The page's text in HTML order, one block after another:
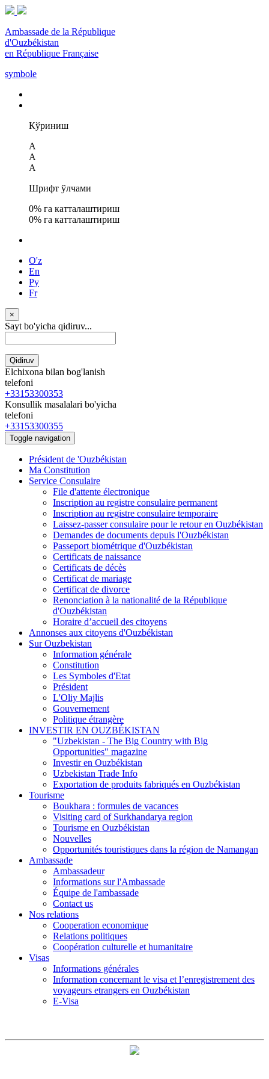
Ambassade de la République
d'Ouzbékistan
en République Française
symbole
Кўриниш
A
A
A
Шрифт ўлчами
0% га катталаштириш
0% га катталаштириш
O'z
En
Ру
Fr
×
Sayt bo'yicha qidiruv...
Qidiruv
Elchixona bilan bog'lanish
telefoni
+33153300353
Konsullik masalalari bo'yicha
telefoni
+33153300355
Toggle navigation
Président de 'Ouzbékistan
Ma Constitution
Service Consulaire
File d'attente électronique
Inscription au registre consulaire permanent
Inscription au registre consulaire temporaire
Laissez-passer consulaire pour le retour en Ouzbékistan
Demandes de documents depuis l'Ouzbékistan
Passeport biométrique d'Ouzbékistan
Certificats de naissance
Certificats de décès
Certificat de mariage
Certificat de divorce
Renonciation à la nationalité de la République
d'Ouzbékistan
Horaire d’accueil des citoyens
Annonses aux citoyens d'Ouzbékistan
Sur Ouzbekistan
Information générale
Constitution
Les Symboles d'Etat
Président
L'Oliy Majlis
Gouvernement
Politique étrangère
INVESTIR EN OUZBÉKISTAN
"Uzbekistan - The Big Country with Big
Opportunities" magazine
Investir en Ouzbékistan
Uzbekistan Trade Info
Exportation de produits fabriqués en Ouzbékistan
Tourisme
Boukhara : formules de vacances
Visiting card of Surkhandarya region
Tourisme en Ouzbékistan
Nouvelles
Opportunités touristiques dans la région de Namangan
Ambassade
Ambassadeur
Informations sur l'Ambassade
Équipe de l'ambassade
Contact us
Nos relations
Cooperation economique
Relations politiques
Coopération culturelle et humanitaire
Visas
Informations générales
Information concernant le visa et l’enregistrement des
voyageurs etrangers en Ouzbékistan
E-Visa